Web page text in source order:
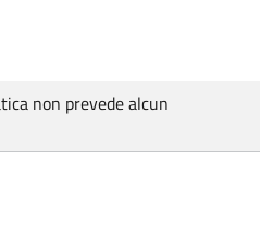
non prevede alcun